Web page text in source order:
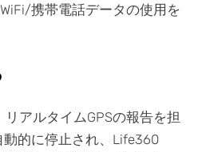
携帯電話データの使用を
アルタイムGPSの報告を担
的に停止され、Life360